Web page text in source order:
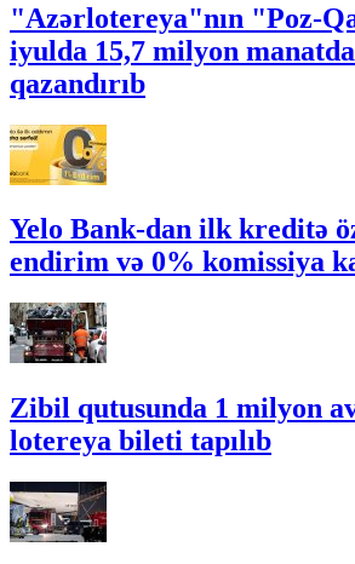
"Azərlotereya"nın "Poz-
iyulda 15,7 milyon
qazandırıb
Yelo Bank-dan ilk kreditə
endirim və 0% komissiya
Zibil qutusunda 1 milyon
lotereya bileti tapılıb